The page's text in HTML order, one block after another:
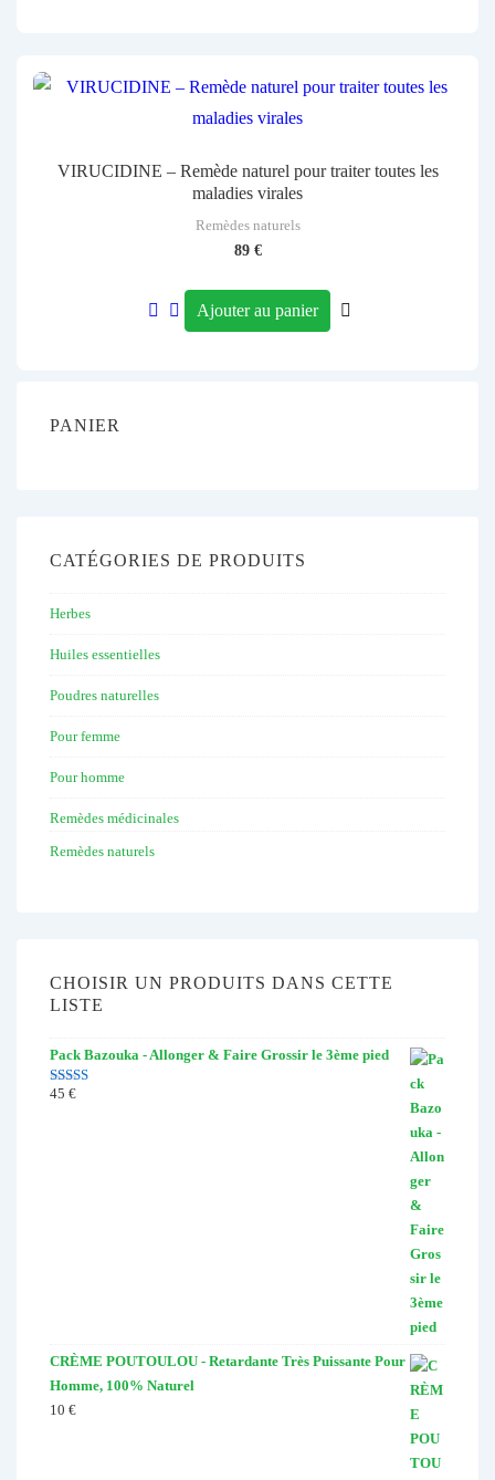
VIRUCIDINE – Remède naturel pour traiter toutes les
maladies virales
Remèdes naturels
89 €
Ajouter au panier
PANIER
CATÉGORIES DE PRODUITS
Herbes
Huiles essentielles
Poudres naturelles
Pour femme
Pour homme
Remèdes médicinales
Remèdes naturels
CHOISIR UN PRODUITS DANS CETTE
LISTE
Pack Bazouka - Allonger & Faire Grossir le 3ème pied
Note
45 €
CRÈME POUTOULOU - Retardante Très Puissante Pour
Homme, 100% Naturel
10 €